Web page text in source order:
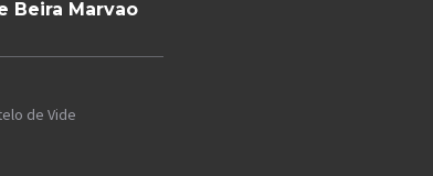
Beira Marvao
de Vide